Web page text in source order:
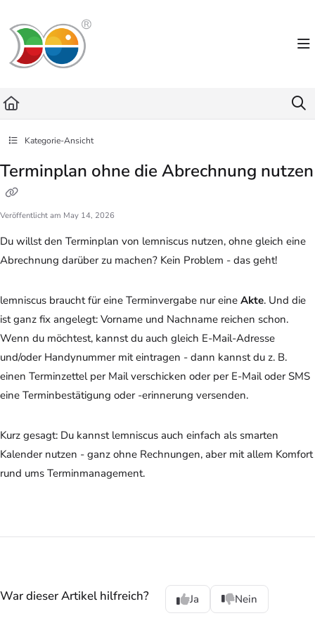
Fetch the complete documentation index at:
Use this file to discover all available pages before exploring further.
Kategorie-Ansicht
Terminplan ohne die Abrechnung nutzen
Veröffentlicht am May 14, 2026
Du willst den Terminplan von lemniscus nutzen, ohne gleich eine
Abrechnung darüber zu machen? Kein Problem - das geht!
lemniscus braucht für eine Terminvergabe nur eine Akte. Und die
ist ganz fix angelegt: Vorname und Nachname reichen schon.
Wenn du möchtest, kannst du auch gleich E-Mail-Adresse
und/oder Handynummer mit eintragen - dann kannst du z. B.
einen Terminzettel per Mail verschicken oder per E-Mail oder SMS
eine Terminbestätigung oder -erinnerung versenden.
Kurz gesagt: Du kannst lemniscus auch einfach als smarten
Kalender nutzen - ganz ohne Rechnungen, aber mit allem Komfort
rund ums Terminmanagement.
War dieser Artikel hilfreich? Ja Nein